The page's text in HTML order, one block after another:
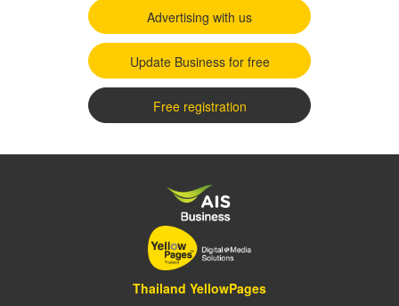
Advertising with us
Update Business for free
Free registration
Thailand YellowPages